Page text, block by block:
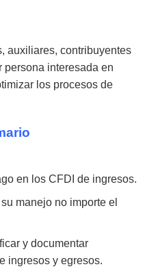
auxiliares, contribuyentes
persona interesada en
los procesos de
en los CFDI de ingresos.
manejo no importe el
y documentar
ingresos y egresos.